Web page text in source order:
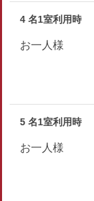
4 名1室利用時
お一人様
5 名1室利用時
お一人様